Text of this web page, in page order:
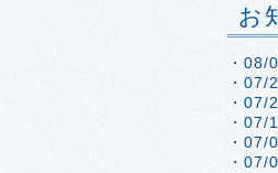
お
・08/
・07/
・07/
・07/
・07/
・07/